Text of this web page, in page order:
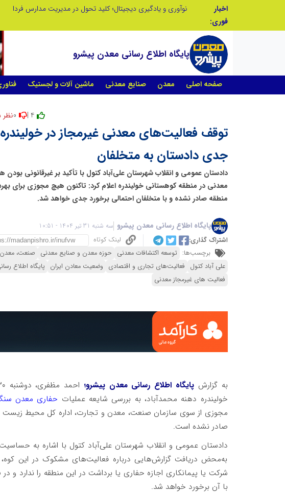
اخبار
فوری:
نوآوری و یادگیری دیجیتال؛ کلید تحول در مدیریت مدارس فردا
پایگاه اطلاع رسانی معدن پیشرو
صفحه اصلی معدن صنایع معدنی ماشین آلات و لجستیک
توقف فعالیت‌های معدنی غیرمجاز در
جدی دادستان به متخلفان
دادستان عمومی و انقلاب شهرستان علی‌آباد کتول با تأکید بر غیرقانونی بودن
معدنی در منطقه کوهستانی خولیندره اعلام کرد: تاکنون هیچ مجوزی برای
منطقه صادر نشده و با متخلفان احتمالی برخورد جدی خواهد شد.
پایگاه اطلاع رسانی معدن پیشرو سه شنبه 31 تیر 1404 - 10:51
اشتراک گذاری:
لینک کوتاه
برچسب‌ها: توسعه اکتشافات معدنی حوزه معدن و صنایع معدنی
صنعت،
علی آباد کتول فعالیت‌های تجاری و اقتصادی وضعیت معادن ایران
پایگاه اطلاع
فعالیت های غیرمجاز معدنی
به گزارش پایگاه اطلاع رسانی معدن پیشرو؛
خولیندره دهنه محمدآباد، به بررسی شایعه عملیات حفاری معدن
مجوزی از سوی سازمان صنعت، معدن و تجارت، اداره‌ کل محیط زیست یا
صادر نشده است.
دادستان عمومی و انقلاب شهرستان علی‌آباد کتول با اشاره به
به‌محض دریافت گزارش‌هایی درباره فعالیت‌های مشکوک در این
شرکت یا پیمانکاری اجازه حفاری یا برداشت در این منطقه را ندارد و
با آن برخورد خواهد شد.